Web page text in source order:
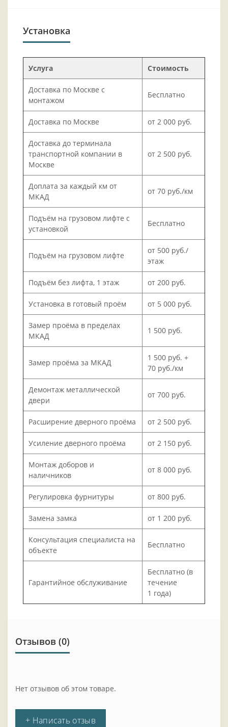
Установка
Услуга Стоимость
Доставка по Москве с
монтажом
Бесплатно
Доставка по Москве от 2 000 руб.
Доставка до терминала
транспортной компании в
Москве
от 2 500 руб.
Доплата за каждый км от
МКАД
от 70 руб./км
Подъём на грузовом лифте с
установкой
Бесплатно
Подъём на грузовом лифте
от 500 руб./
этаж
Подъём без лифта, 1 этаж от 200 руб.
Установка в готовый проём от 5 000 руб.
Замер проёма в пределах
МКАД
1 500 руб.
Замер проёма за МКАД
1 500 руб. +
70 руб./км
Демонтаж металлической
двери
от 700 руб.
Расширение дверного проёма от 2 500 руб.
Усиление дверного проёма от 2 150 руб.
Монтаж доборов и
наличников
от 8 000 руб.
Регулировка фурнитуры от 800 руб.
Замена замка от 1 200 руб.
Консультация специалиста на
объекте
Бесплатно
Гарантийное обслуживание
Бесплатно (в
течение
1 года)
Отзывов (0)
Нет отзывов об этом товаре.
+ Написать отзыв